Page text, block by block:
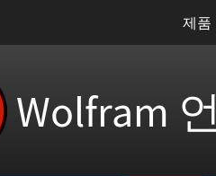
제품
Wolfram